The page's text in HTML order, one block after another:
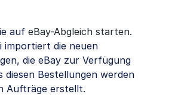
auf eBay-Abgleich starten.
importiert die neuen
die eBay zur Verfügung
diesen Bestellungen werden
Aufträge erstellt.